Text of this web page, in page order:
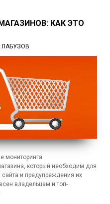
КАК ЭТО
мониторинга
который необходим для
и предупреждения их
владельцам и топ-